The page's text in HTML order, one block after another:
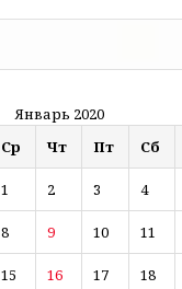
Январь 2020
Ср Чт Пт Сб
1 2 3 4
8 9 10 11
15 16 17 18